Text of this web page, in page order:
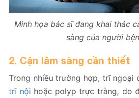
Minh họa bác sĩ đang khai thác
sàng của người
2. Cận lâm sàng cần thiết
Trong nhiều trường hợp, trĩ ngoại
trĩ nội hoặc polyp trực tràng, do